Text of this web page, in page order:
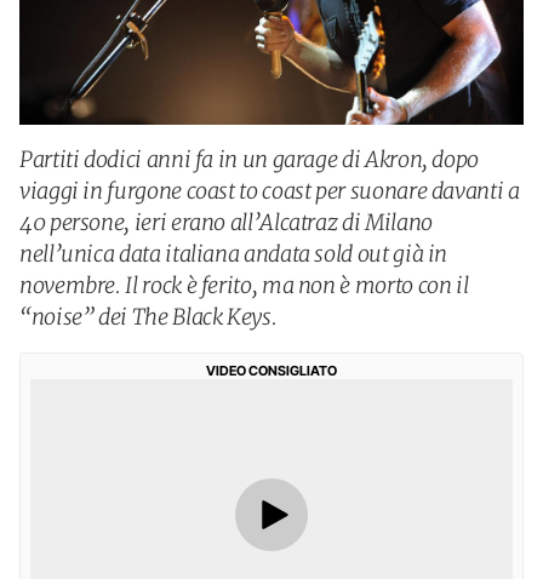
Partiti dodici anni fa in un garage di Akron, dopo
viaggi in furgone coast to coast per suonare davanti a
40 persone, ieri erano all’Alcatraz di Milano
nell’unica data italiana andata sold out già in
novembre. Il rock è ferito, ma non è morto con il
“noise” dei The Black Keys.
VIDEO CONSIGLIATO